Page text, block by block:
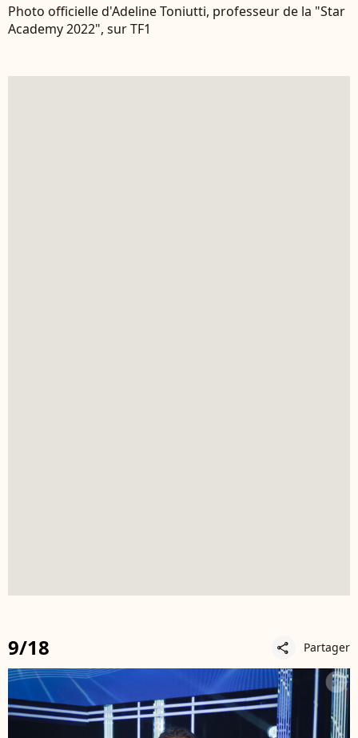
Photo officielle d'Adeline Toniutti, professeur de la "Star
Academy 2022", sur TF1
9/18 share Partager